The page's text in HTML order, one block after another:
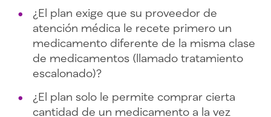
¿El plan exige que su proveedor de
atención médica le recete primero un
medicamento diferente de la misma clase
de medicamentos (llamado tratamiento
escalonado)?
¿El plan solo le permite comprar cierta
cantidad de un medicamento a la vez